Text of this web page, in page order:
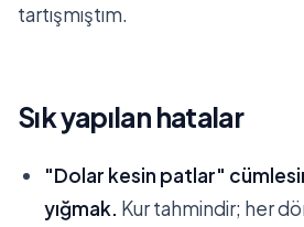
tartışmıştım.
Sık yapılan hatalar
"Dolar kesin patlar"
yığmak. Kur tahmindir; her